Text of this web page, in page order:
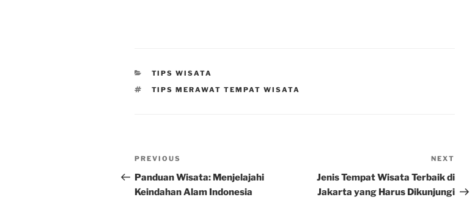
CATEGORIES
TIPS WISATA
TAGS
TIPS MERAWAT TEMPAT WISATA
Post
navigation
Previous
Post
PREVIOUS
Panduan Wisata: Menjelajahi
Keindahan Alam Indonesia
Post
NEXT
Jenis Tempat Wisata Terbaik di
Jakarta yang Harus Dikunjungi